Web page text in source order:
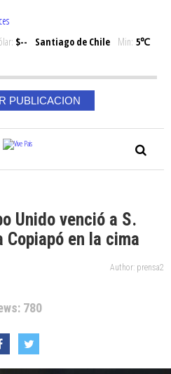
$-- Santiago de Chile Min: 5℃
PUBLICACION
Unido venció a S.
Copiapó en la cima
Author: prensa2
780